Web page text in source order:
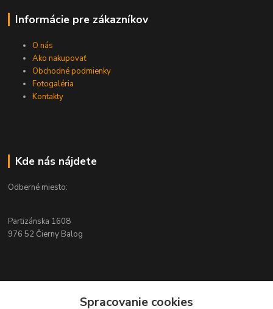
Informácie pre zákazníkov
O nás
Ako nakupovať
Obchodné podmienky
Fotogaléria
Kontakty
Kde nás nájdete
Odberné miesto:
Partizánska 1608
976 52 Čierny Balog
Spracovanie cookies